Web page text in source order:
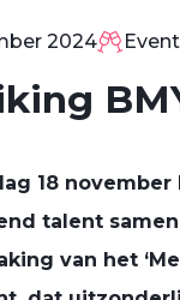
2024
18
talent
van het